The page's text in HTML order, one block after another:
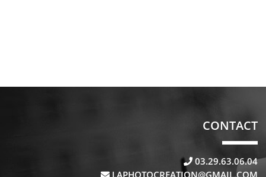
CONTACT
03.29.63.06.04
LAPHOTOCREATION@GMAIL.COM